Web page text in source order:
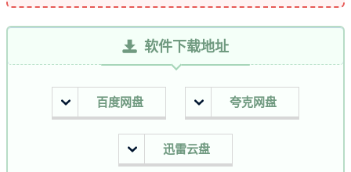
软件下载地址
百度网盘 夸克网盘
迅雷云盘